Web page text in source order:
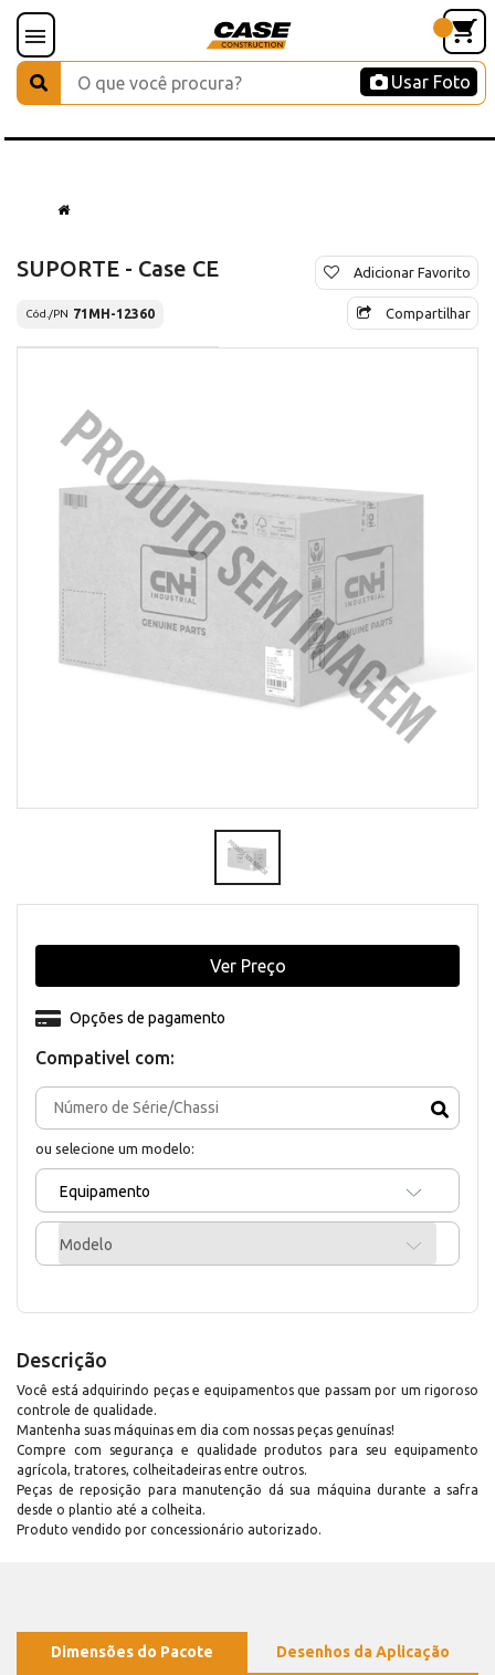
Usar Foto
SUPORTE - Case CE
Cód./PN 71MH-12360
Adicionar Favorito
Compartilhar
Compativel com:
ou selecione um modelo:
Equipamento
Modelo
Opções de pagamento
Ver Preço
Descrição
Você está adquirindo peças e equipamentos que passam por um rigoroso
controle de qualidade.
Mantenha suas máquinas em dia com nossas peças genuínas!
Compre com segurança e qualidade produtos para seu equipamento
agrícola, tratores, colheitadeiras entre outros.
Peças de reposição para manutenção dá sua máquina durante a safra
desde o plantio até a colheita.
Produto vendido por concessionário autorizado.
Dimensões do Pacote Desenhos da Aplicação